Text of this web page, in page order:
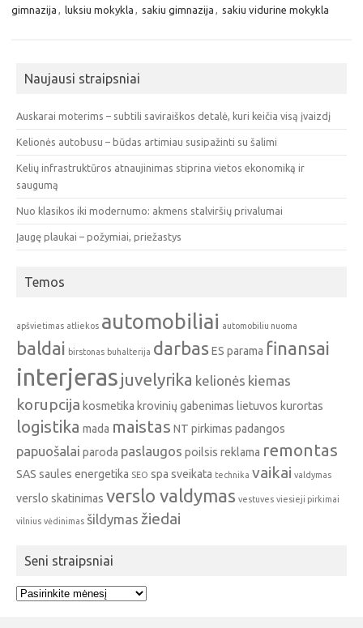
gimnazija , luksiu mokykla , sakiu gimnazija , sakiu vidurine mokykla
Naujausi straipsniai
Auskarai moterims – subtili saviraiškos detalė, kuri keičia visą įvaizdį
Kelionės autobusu – būdas artimiau susipažinti su šalimi
Kelių infrastruktūros atnaujinimas stiprina vietos ekonomiką ir
saugumą
Nuo klasikos iki modernumo: akmens stalviršių privalumai
Įaugę plaukai – požymiai, priežastys
Temos
apšvietimas atliekos automobiliai automobiliu nuoma
baldai birstonas buhalterija darbas ES parama finansai
interjeras juvelyrika kelionės kiemas
korupcija kosmetika krovinių gabenimas lietuvos kurortas
logistika mada maistas NT pirkimas padangos
papuošalai paroda paslaugos poilsis reklama remontas
SAS saules energetika SEO spa sveikata technika vaikai valdymas
verslo skatinimas verslo valdymas vestuves viesieji pirkimai
vilnius vėdinimas šildymas žiedai
Seni straipsniai
Seni